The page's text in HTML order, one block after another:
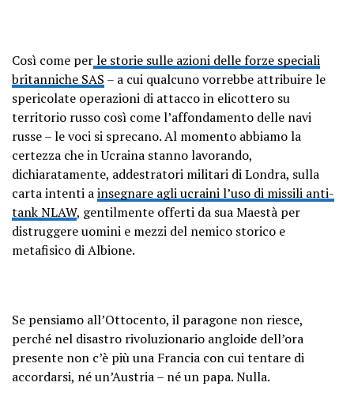
Così come perle storie sulle azioni delle forze speciali
britanniche SAS – a cui qualcuno vorrebbe attribuire le
spericolate operazioni di attacco in elicottero su
territorio russo così come l’affondamento delle navi
russe – le voci si sprecano. Al momento abbiamo la
certezza che in Ucraina stanno lavorando,
dichiaratamente, addestratori militari di Londra, sulla
carta intenti ainsegnare agli ucraini l’uso di missili anti-
tank NLAW, gentilmente offerti da sua Maestà per
distruggere uomini e mezzi del nemico storico e
metafisico di Albione.
Se pensiamo all’Ottocento, il paragone non riesce,
perché nel disastro rivoluzionario angloide dell’ora
presente non c’è più una Francia con cui tentare di
accordarsi, né un’Austria – né un papa. Nulla.